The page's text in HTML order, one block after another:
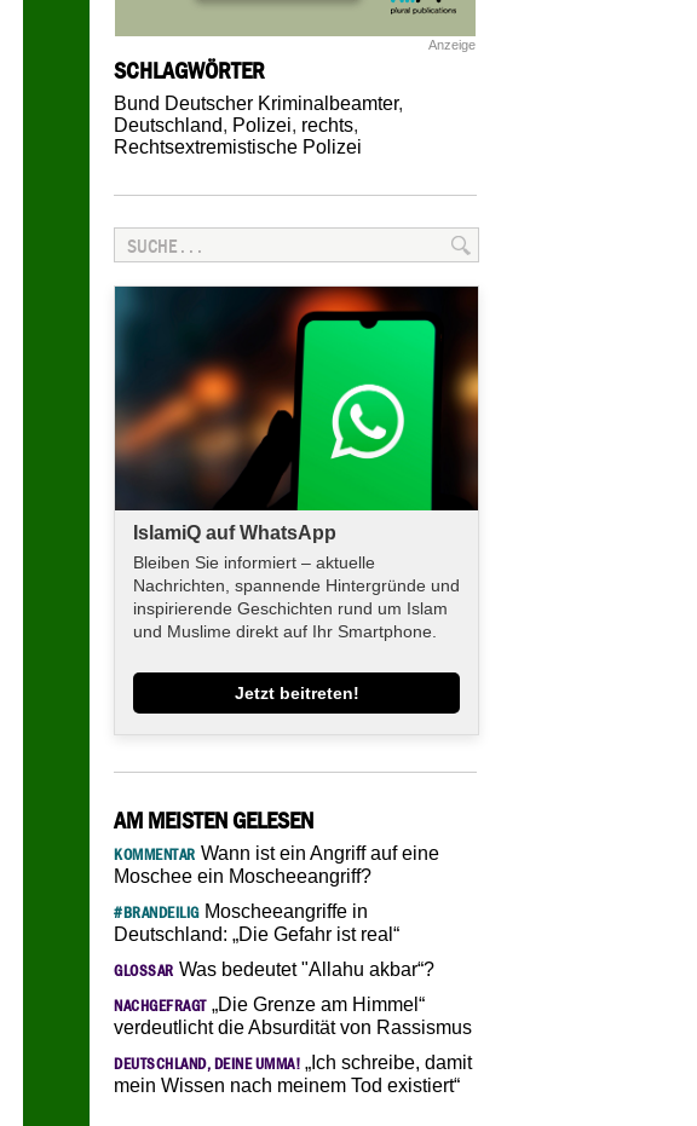
Anzeige
SCHLAGWÖRTER
Bund Deutscher Kriminalbeamter,
Deutschland, Polizei, rechts,
Rechtsextremistische Polizei
IslamiQ auf WhatsApp
Bleiben Sie informiert – aktuelle
Nachrichten, spannende Hintergründe und
inspirierende Geschichten rund um Islam
und Muslime direkt auf Ihr Smartphone.
Jetzt beitreten!
AM MEISTEN GELESEN
KOMMENTAR Wann ist ein Angriff auf eine
Moschee ein Moscheeangriff?
#BRANDEILIGMoscheeangriffe in
Deutschland: „Die Gefahr ist real“
GLOSSAR Was bedeutet "Allahu akbar“?
NACHGEFRAGT„Die Grenze am Himmel“
verdeutlicht die Absurdität von Rassismus
DEUTSCHLAND, DEINE UMMA! „Ich schreibe, damit
mein Wissen nach meinem Tod existiert“